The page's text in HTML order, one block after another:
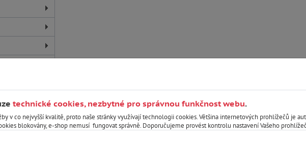
technické cookies, nezbytné pro správnou funkčnost webu.
v co nejvyšší kvalitě, proto naše stránky využívají technologii cookies. Většina internetových prohlížečů je
blokovány, e-shop nemusí fungovat správně. Doporučujeme provést kontrolu nastavení Vašeho